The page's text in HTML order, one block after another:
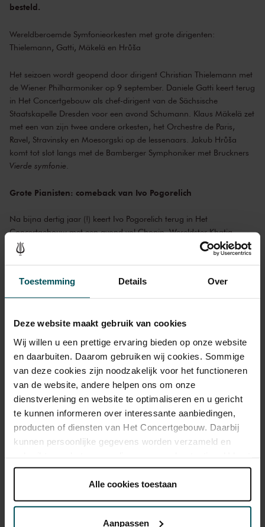
Toestemming Details Over
Deze website maakt gebruik van cookies
Wij willen u een prettige ervaring bieden op onze website
en daarbuiten. Daarom gebruiken wij cookies. Sommige
van deze cookies zijn noodzakelijk voor het functioneren
van de website, andere helpen ons om onze
dienstverlening en website te optimaliseren en u gericht
te kunnen informeren over interessante aanbiedingen,
producten of diensten van Het Concertgebouw. Daarbij
kunnen persoonlijke gegevens worden verzameld en
onder 'aanpassen' zelf welke cookies wij mogen
Lees onze cookieverklaring hier. Lees onze
Alle cookies toestaan
Aanpassen
besteld.
Wereldberoemde Symfonieorkesten met grote dirigenten:
Thielemann, Gatti, Mäkelä en Hrůša
Het seizoen wordt geopend door dirigent Christian Thielemann met
de Wiener Philharmoniker op 9 september. Daniele Gatti keert terug
in Het Concertgebouw als chef-dirigent van de Sächsische
Staatskapelle Dresden voor een avond Schumann. Klaus Mäkelä zet
met een van zijn twee andere orkesten, het Orchestre de Paris,
Ravel, Stravinsky en Moesorgski op de lessenaars. Jakub Hrůša
komt tot slot langs met de Bamberger Symphoniker met Bruckners
Vierde symfonie
Grote Pianisten: comeback van Ivo Pogorelich
Na bijna dertig jaar (!) keert Ivo Pogorelich terug in Het
Concertgebouw met een avond vol Chopin. Wereldster Khatia
Buniatishvili treedt daarentegen voor het eerst solo aan in de Grote
Zaal. Meesterpianisten Krystian Zimerman en Grigory Sokolov
Arthur en Lucas Jussen natuurlijk niet ontbreken. Bruce Liu, winnaar
van het Chopinconcours, brengt een programma met onder andere
Het Zondagochtend Concert en Klassieke Meesterwerken, twee
toegankelijke en populaire concertseries met orkesten uit ‘de Lage
Landen’. Want naast orkesten uit Noord-, Oost-, Zuid- en West-
Nederland heet Het Concertgebouw ook regelmatig het Antwerp
Symphony Orchestra welkom, bijvoorbeeld op 28 september met
de gebroeders Jussen met muziek van Fazıl Say. Daarnaast
ontbreken natuurlijk Radio Filharmonisch Orkest met chef-dirigent
chef-dirigent Lorenzo Viotti niet in de programmering.
klassiek